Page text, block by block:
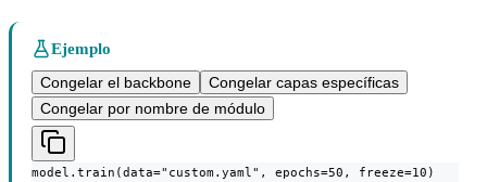
Ejemplo
Congelar el backbone
Congelar capas específicas
Congelar por nombre de módulo
model.train(data="custom.yaml", epochs=50, freeze=10)